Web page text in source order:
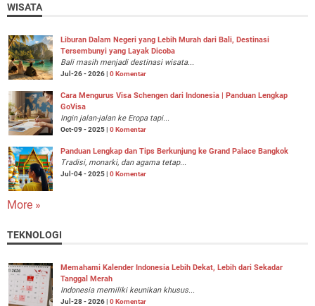
WISATA
Liburan Dalam Negeri yang Lebih Murah dari Bali, Destinasi
Tersembunyi yang Layak Dicoba
Bali masih menjadi destinasi wisata...
Jul-26 - 2026 | 0 Komentar
Cara Mengurus Visa Schengen dari Indonesia | Panduan Lengkap
GoVisa
Ingin jalan-jalan ke Eropa tapi...
Oct-09 - 2025 | 0 Komentar
Panduan Lengkap dan Tips Berkunjung ke Grand Palace Bangkok
Tradisi, monarki, dan agama tetap...
Jul-04 - 2025 | 0 Komentar
More »
TEKNOLOGI
Memahami Kalender Indonesia Lebih Dekat, Lebih dari Sekadar
Tanggal Merah
Indonesia memiliki keunikan khusus...
Jul-28 - 2026 | 0 Komentar